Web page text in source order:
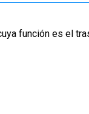
función es el